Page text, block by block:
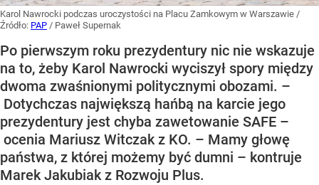
Karol Nawrocki podczas uroczystości na Placu Zamkowym w Warszawie /
Źródło: PAP / Paweł Supernak
Po pierwszym roku prezydentury nic nie wskazuje
na to, żeby Karol Nawrocki wyciszył spory między
dwoma zwaśnionymi politycznymi obozami. –
Dotychczas największą hańbą na karcie jego
prezydentury jest chyba zawetowanie SAFE –
ocenia Mariusz Witczak z KO. – Mamy głowę
państwa, z której możemy być dumni – kontruje
Marek Jakubiak z Rozwoju Plus.